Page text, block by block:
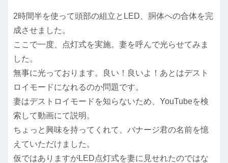
2時間半を使って頭部の組立とLED、胴体への合体を完
成させました。
ここで一度、点灯式を実施。妻を呼んで光らせてみま
した。
無事に光っております。良い！良いよ！あとはデスト
ロイモードになれるのか問題です。
妻はデストロイモードを知らないため、YouTubeを検
索して動画にて説明。
ちょっと興味を持ってくれて、バナージ君の名前を憶
えていただけました。
仮ではありますがLED点灯式を妻に見せれたのではな